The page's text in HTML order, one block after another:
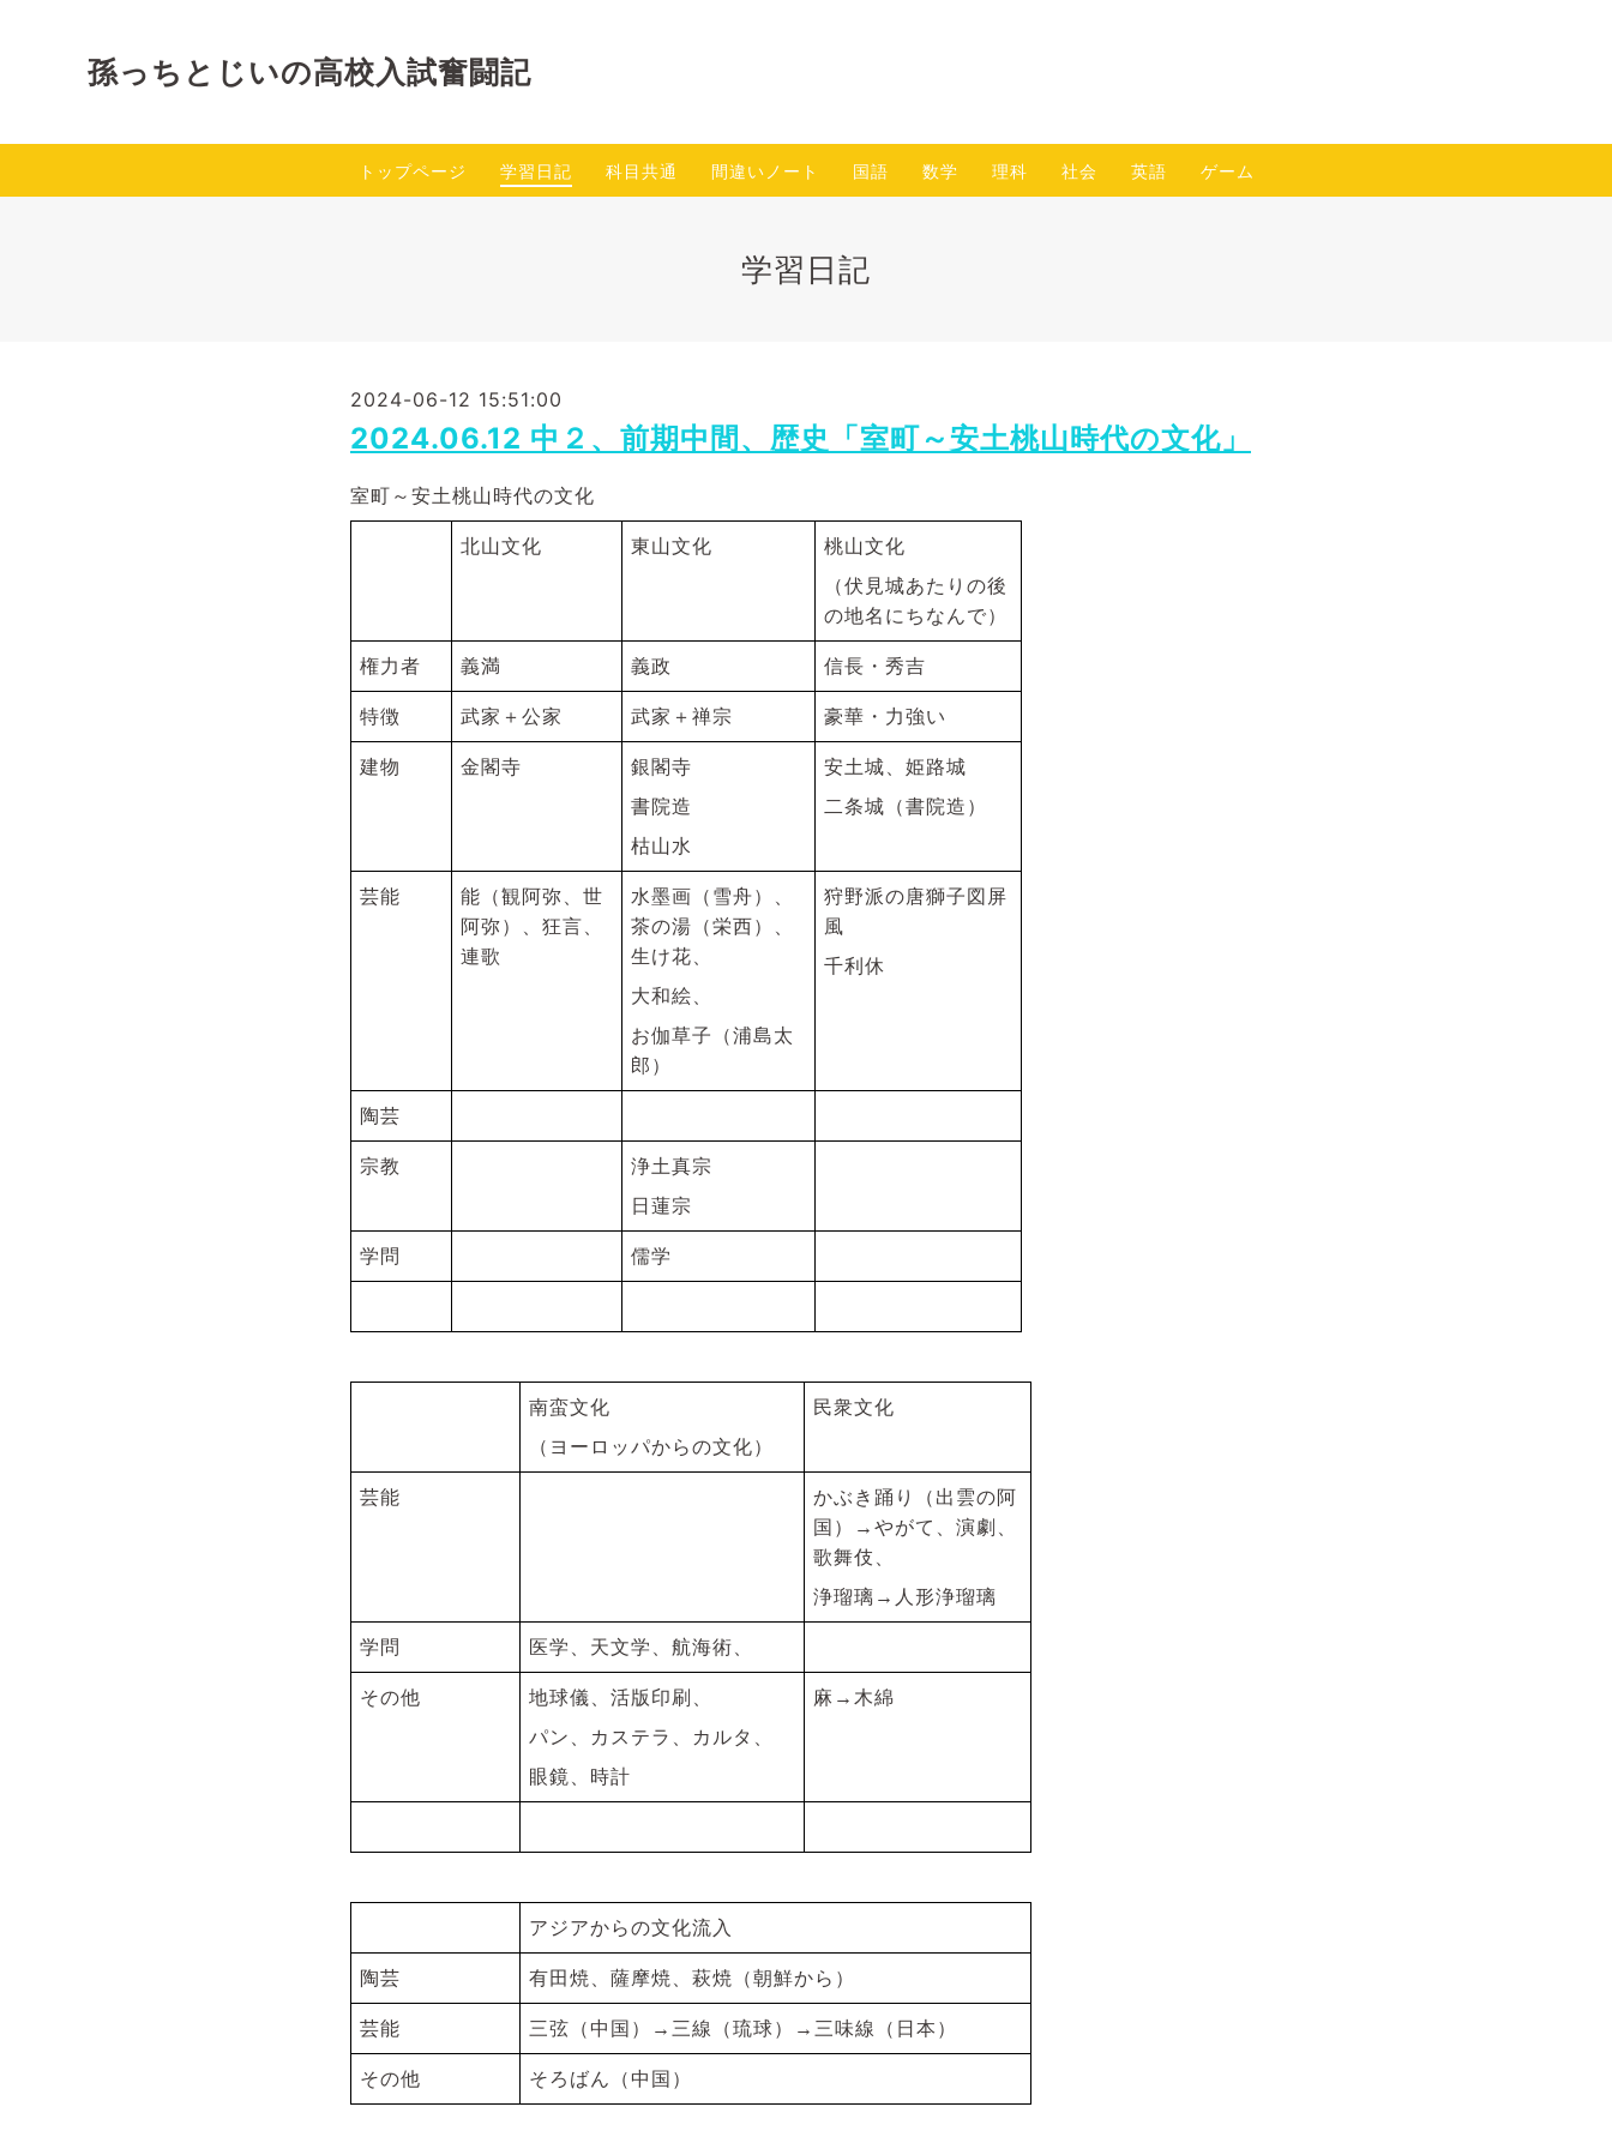
孫っちとじいの高校入試奮闘記
トップページ 学習日記 科目共通 間違いノート 国語 数学 理科 社会 英語 ゲーム
学習日記
2024-06-12 15:51:00
2024.06.12 中２、前期中間、歴史「室町～安土桃山時代の文化」
室町～安土桃山時代の文化
北山文化 東山文化
桃山文化
（伏見城あたりの後
の地名にちなんで）
権力者 義満 義政 信長・秀吉
特徴 武家＋公家 武家＋禅宗 豪華・力強い
建物 金閣寺
銀閣寺
書院造
枯山水
安土城、姫路城
二条城（書院造）
芸能
能（観阿弥、世
阿弥）、狂言、
連歌
水墨画（雪舟）、
茶の湯（栄西）、
生け花、
大和絵、
お伽草子（浦島太
郎）
狩野派の唐獅子図屏
風
千利休
陶芸
宗教
浄土真宗
日蓮宗
学問 儒学
南蛮文化
（ヨーロッパからの文化）
民衆文化
芸能
かぶき踊り（出雲の阿
国）→やがて、演劇、
歌舞伎、
浄瑠璃→人形浄瑠璃
学問 医学、天文学、航海術、
その他
地球儀、活版印刷、
パン、カステラ、カルタ、
眼鏡、時計
麻→木綿
アジアからの文化流入
陶芸 有田焼、薩摩焼、萩焼（朝鮮から）
芸能 三弦（中国）→三線（琉球）→三味線（日本）
その他 そろばん（中国）